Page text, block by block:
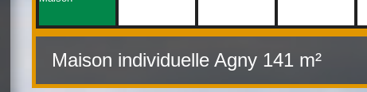
Maison individuelle Agny 141 m²